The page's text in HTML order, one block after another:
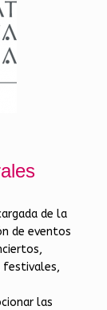
de la
de eventos
festivales,
las